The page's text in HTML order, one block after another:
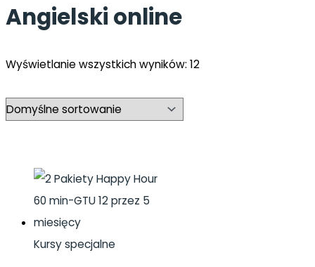
Angielski online
Wyświetlanie wszystkich wyników: 12
Kursy specjalne